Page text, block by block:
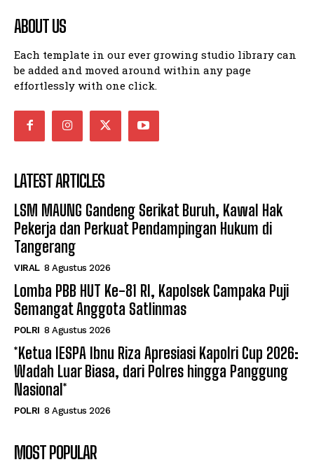
ABOUT US
Each template in our ever growing studio library can
be added and moved around within any page
effortlessly with one click.
LATEST ARTICLES
LSM MAUNG Gandeng Serikat Buruh, Kawal Hak
Pekerja dan Perkuat Pendampingan Hukum di
Tangerang
VIRAL 8 Agustus 2026
Lomba PBB HUT Ke-81 RI, Kapolsek Campaka Puji
Semangat Anggota Satlinmas
POLRI 8 Agustus 2026
*Ketua IESPA Ibnu Riza Apresiasi Kapolri Cup 2026:
Wadah Luar Biasa, dari Polres hingga Panggung
Nasional*
POLRI 8 Agustus 2026
MOST POPULAR